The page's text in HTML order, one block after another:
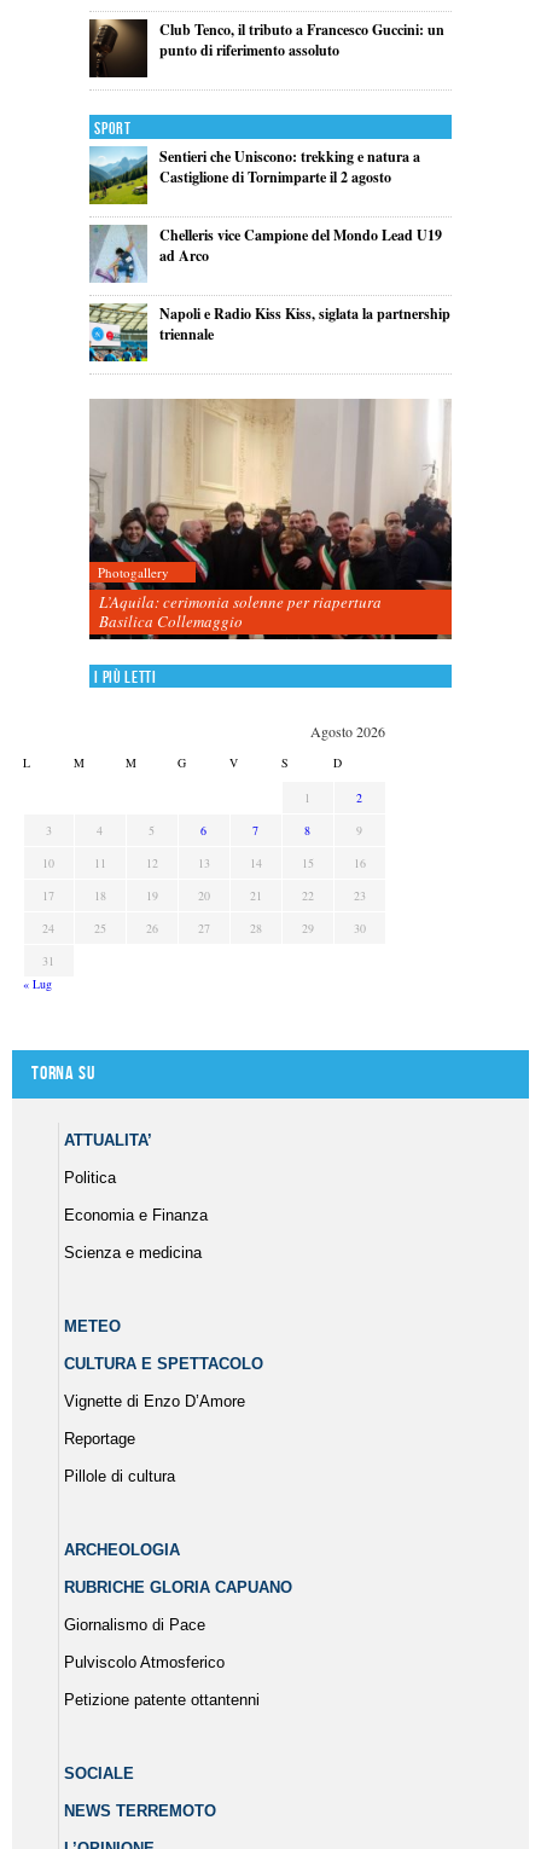
Club Tenco, il tributo a Francesco Guccini: un
punto di riferimento assoluto
Sport
Sentieri che Uniscono: trekking e natura a
Castiglione di Tornimparte il 2 agosto
Chelleris vice Campione del Mondo Lead U19
ad Arco
Napoli e Radio Kiss Kiss, siglata la partnership
triennale
Photogallery
L’Aquila: cerimonia solenne per riapertura
Basilica Collemaggio
I più letti
Agosto 2026
L M M G V S D
1
2
3
4 5 6 7 8
9
10
11 12 13 14 15
16
17
18 19 20 21 22
23
24
25 26 27 28 29
30
31
« Lug
Torna su
ATTUALITA’
Politica
Economia e Finanza
Scienza e medicina
METEO
CULTURA E SPETTACOLO
Vignette di Enzo D’Amore
Reportage
Pillole di cultura
ARCHEOLOGIA
RUBRICHE GLORIA CAPUANO
Giornalismo di Pace
Pulviscolo Atmosferico
Petizione patente ottantenni
SOCIALE
NEWS TERREMOTO